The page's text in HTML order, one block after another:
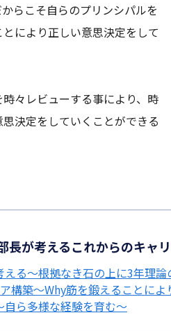
らこそ自らのプリンシパルを
により正しい意思決定をして
々レビューする事により、時
決定をしていくことができる
長が考えるこれからのキャ
る～根拠なき石の上に3年理論
構築～Why筋を鍛えることに
ら多様な経験を育む～